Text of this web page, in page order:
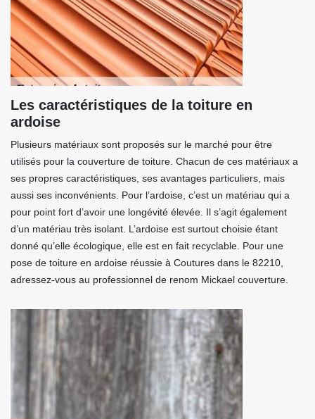
Les caractéristiques de la toiture en
ardoise
Plusieurs matériaux sont proposés sur le marché pour être
utilisés pour la couverture de toiture. Chacun de ces matériaux a
ses propres caractéristiques, ses avantages particuliers, mais
aussi ses inconvénients. Pour l’ardoise, c’est un matériau qui a
pour point fort d’avoir une longévité élevée. Il s’agit également
d’un matériau très isolant. L’ardoise est surtout choisie étant
donné qu’elle écologique, elle est en fait recyclable. Pour une
pose de toiture en ardoise réussie à Coutures dans le 82210,
adressez-vous au professionnel de renom Mickael couverture.